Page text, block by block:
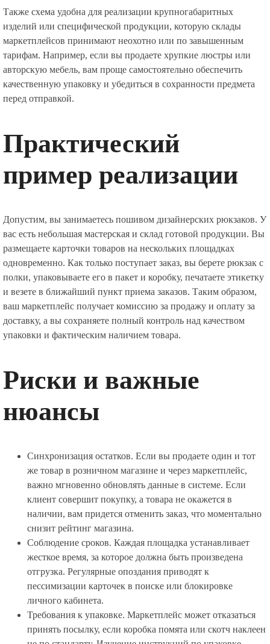
Также схема удобна для реализации крупногабаритных
изделий или специфической продукции, которую склады
маркетплейсов принимают неохотно или по завышенным
тарифам. Например, если вы продаете хрупкие люстры или
авторскую мебель, вам проще самостоятельно обеспечить
качественную упаковку и убедиться в сохранности предмета
перед отправкой.
Практический
пример реализации
Допустим, вы занимаетесь пошивом дизайнерских рюкзаков. У
вас есть небольшая мастерская и склад готовой продукции. Вы
размещаете карточки товаров на нескольких площадках
одновременно. Как только поступает заказ, вы берете рюкзак с
полки, упаковываете его в пакет и коробку, печатаете этикетку
и везете в ближайший пункт приема заказов. Таким образом,
ваш маркетплейс получает комиссию за продажу и оплату за
доставку, а вы сохраняете полный контроль над качеством
упаковки и фактическим наличием товара.
Риски и важные
нюансы
Синхронизация остатков. Если вы продаете один и тот
же товар в розничном магазине и через маркетплейс,
важно мгновенно обновлять данные в системе. Если
клиент совершит покупку, а товара не окажется в
наличии, вам придется отменить заказ, что моментально
снизит рейтинг магазина.
Соблюдение сроков. Каждая площадка устанавливает
жесткое время, за которое должна быть произведена
отгрузка. Регулярные опоздания приводят к
пессимизации карточек в поиске или блокировке
личного кабинета.
Требования к упаковке. Маркетплейс может отказаться
принять посылку, если коробка помята или скотч наклеен